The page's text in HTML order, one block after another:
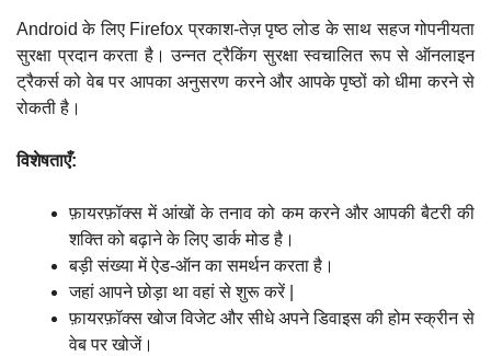
Android के लिए Firefox प्रकाश-तेज़ पृष्ठ लोड के साथ सहज गोपनीयता
सुरक्षा प्रदान करता है। उन्नत ट्रैकिंग सुरक्षा स्वचालित रूप से ऑनलाइन
ट्रैकर्स को वेब पर आपका अनुसरण करने और आपके पृष्ठों को धीमा करने से
रोकती है।
विशेषताएँ:
फ़ायरफ़ॉक्स में आंखों के तनाव को कम करने और आपकी बैटरी की
शक्ति को बढ़ाने के लिए डार्क मोड है।
बड़ी संख्या में ऐड-ऑन का समर्थन करता है।
जहां आपने छोड़ा था वहां से शुरू करें |
फ़ायरफ़ॉक्स खोज विजेट और सीधे अपने डिवाइस की होम स्क्रीन से
वेब पर खोजें।